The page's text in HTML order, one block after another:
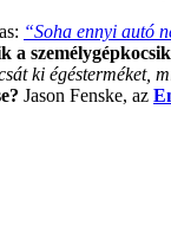
“Soha ennyi autó
a
ki
Jason Fenske, az